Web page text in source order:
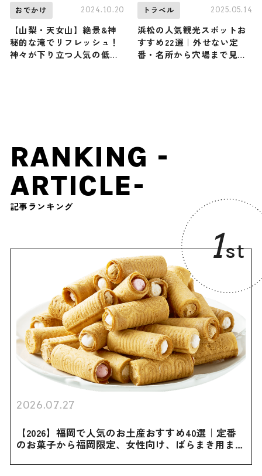
おでかけ 2024.10.20
【山梨・天女山】絶景&神
秘的な滝でリフレッシュ！
神々が下り立つ人気の低山
トラベル 2025.05.14
浜松の人気観光スポットお
すすめ22選｜外せない定
番・名所から穴場まで見ど
RANKING -
ARTICLE-
記事ランキング
1st
2026.07.27
【2026】福岡で人気のお土産おすすめ40選｜定番
のお菓子から福岡限定、女性向け、ばらまき用まで